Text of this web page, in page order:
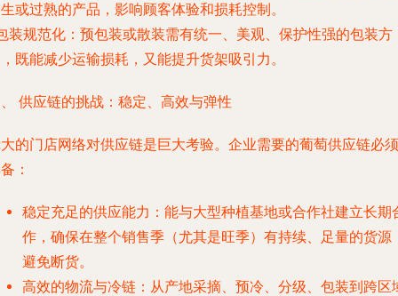
或过熟的产品，影响顾客体验和损耗控制。
装规范化 ：预包装或散装需有统一、美观、保护性强的包装方
既能减少运输损耗，又能提升货架吸引力。
供应链的挑战：稳定、高效与弹性
的门店网络对供应链是巨大考验。企业需要的葡萄供应链必须
：
稳定充足的供应能力 ：能与大型种植基地或合作社建立长期
作，确保在整个销售季（尤其是旺季）有持续、足量的货源
避免断货。
高效的物流与冷链 ：从产地采摘、预冷、分级、包装到跨区